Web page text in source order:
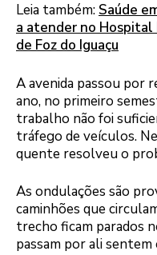
Leia também: Saúde
a atender no Hospital
de Foz do Iguaçu
A avenida passou por
ano, no primeiro
trabalho não foi
tráfego de veículos.
quente resolveu o
As ondulações são
caminhões que
trecho ficam parados
passam por ali